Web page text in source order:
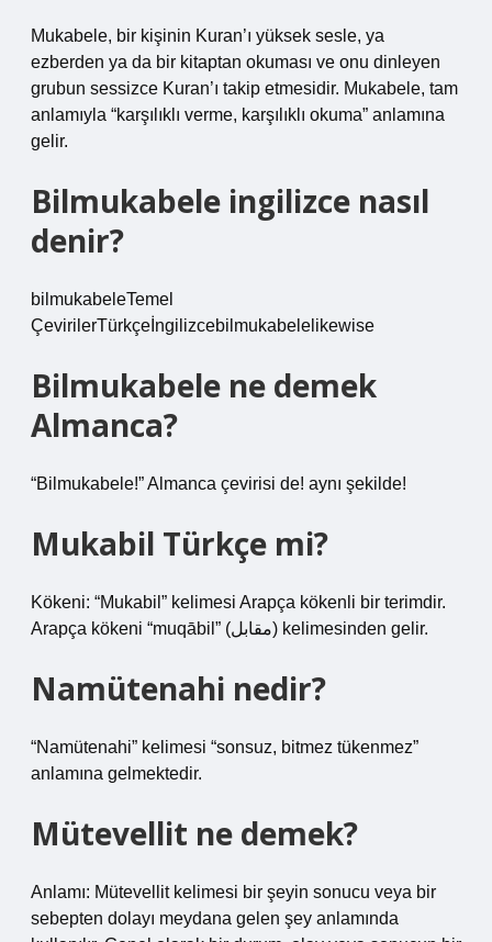
Mukabele, bir kişinin Kuran’ı yüksek sesle, ya
ezberden ya da bir kitaptan okuması ve onu dinleyen
grubun sessizce Kuran’ı takip etmesidir. Mukabele, tam
anlamıyla “karşılıklı verme, karşılıklı okuma” anlamına
gelir.
Bilmukabele ingilizce nasıl
denir?
bilmukabeleTemel
ÇevirilerTürkçeİngilizcebilmukabelelikewise
Bilmukabele ne demek
Almanca?
“Bilmukabele!” Almanca çevirisi de! aynı şekilde!
Mukabil Türkçe mi?
Kökeni: “Mukabil” kelimesi Arapça kökenli bir terimdir.
Arapça kökeni “muqābil” (مقابل) kelimesinden gelir.
Namütenahi nedir?
“Namütenahi” kelimesi “sonsuz, bitmez tükenmez”
anlamına gelmektedir.
Mütevellit ne demek?
Anlamı: Mütevellit kelimesi bir şeyin sonucu veya bir
sebepten dolayı meydana gelen şey anlamında